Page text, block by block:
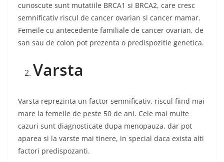
cunoscute sunt mutatiile BRCA1 si BRCA2, care cresc
semnificativ riscul de cancer ovarian si cancer mamar.
Femeile cu antecedente familiale de cancer ovarian, de
san sau de colon pot prezenta o predispozitie genetica.
Varsta
Varsta reprezinta un factor semnificativ, riscul fiind mai
mare la femeile de peste 50 de ani. Cele mai multe
cazuri sunt diagnosticate dupa menopauza, dar pot
aparea si la varste mai tinere, in special daca exista alti
factori predispozanti.